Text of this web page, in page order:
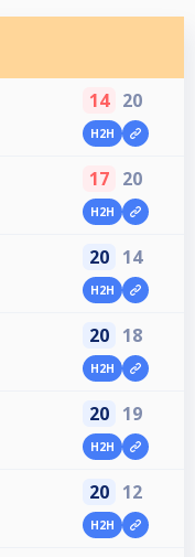
14 20
H2H
17 20
H2H
20 14
H2H
20 18
H2H
20 19
H2H
20 12
H2H